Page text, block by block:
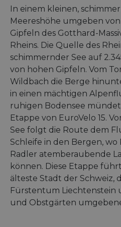
In einem kleinen,
Meereshöhe umgeben
Gipfeln des Gotthard-
Rheins. Die Quelle des
schimmernder See auf
von hohen Gipfeln. Vom
Wildbach die Berge
in einen mächtigen
ruhigen Bodensee
Etappe von EuroVelo 15.
See folgt die Route dem
Schleife in den Bergen,
Radler atemberaubende
können. Diese Etappe
älteste Stadt der Schweiz,
Fürstentum Liechtenstein
und Obstgärten